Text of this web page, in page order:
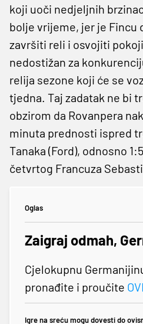
koji uoči nedjeljnih
bolje vrijeme, jer je Fincu
završiti reli i osvojiti
nedostižan za
relija sezone koji će se
tjedna. Taj zadatak ne bi
obzirom da Rovanpera
minuta prednosti ispred
Tanaka (Ford), odnosno
četvrtog Francuza
Oglas
Zaigraj odmah,
Cjelokupnu
pronađite i proučite
Igre na sreću mogu dovesti do